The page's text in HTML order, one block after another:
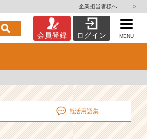
企業担当者様へ >
会員登録 ログイン MENU
就活用語集